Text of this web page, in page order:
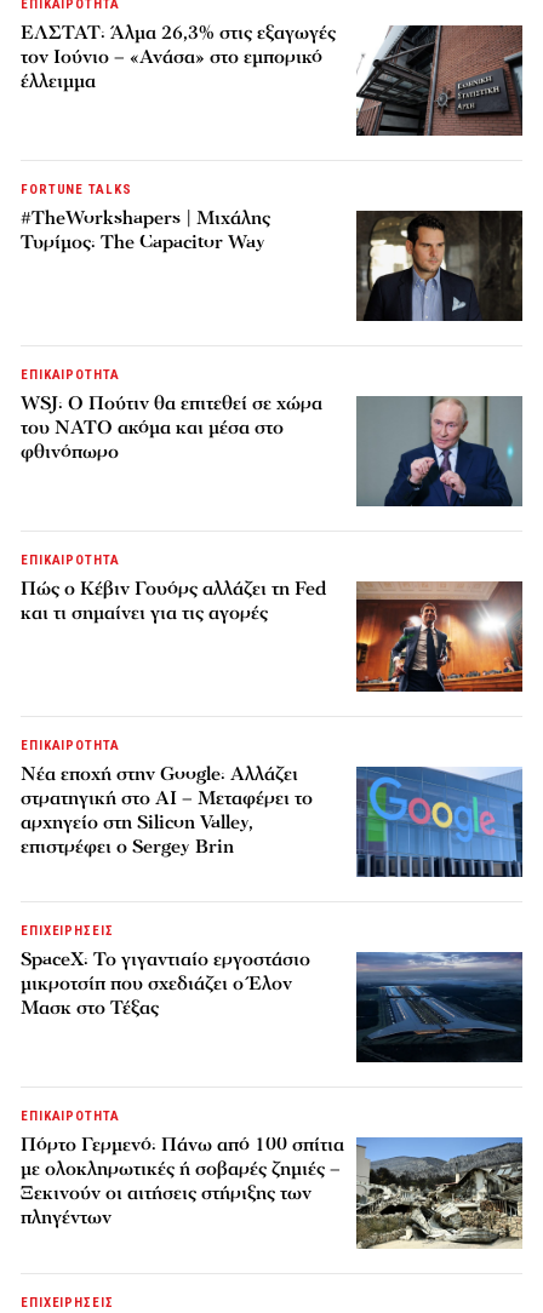
ΕΠΙΚΑΙΡΟΤΗΤΑ
ΕΛΣΤΑΤ: Άλμα 26,3% στις εξαγωγές
τον Ιούνιο – «Ανάσα» στο εμπορικό
έλλειμμα
FORTUNE TALKS
#TheWorkshapers | Μιχάλης
Τυρίμος: The Capacitor Way
ΕΠΙΚΑΙΡΟΤΗΤΑ
WSJ: Ο Πούτιν θα επιτεθεί σε χώρα
του ΝΑΤΟ ακόμα και μέσα στο
φθινόπωρο
ΕΠΙΚΑΙΡΟΤΗΤΑ
Πώς ο Κέβιν Γουόρς αλλάζει τη Fed
και τι σημαίνει για τις αγορές
ΕΠΙΚΑΙΡΟΤΗΤΑ
Νέα εποχή στην Google: Αλλάζει
στρατηγική στο AI – Μεταφέρει το
αρχηγείο στη Silicon Valley,
επιστρέφει ο Sergey Brin
ΕΠΙΧΕΙΡΗΣΕΙΣ
SpaceX: Το γιγαντιαίο εργοστάσιο
μικροτσίπ που σχεδιάζει ο Έλον
Μασκ στο Τέξας
ΕΠΙΚΑΙΡΟΤΗΤΑ
Πόρτο Γερμενό: Πάνω από 100 σπίτια
με ολοκληρωτικές ή σοβαρές ζημιές –
Ξεκινούν οι αιτήσεις στήριξης των
πληγέντων
ΕΠΙΧΕΙΡΗΣΕΙΣ